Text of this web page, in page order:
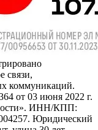
связи,
коммуникаций.
от 03 июня 2022 г.
ИНН/КПП:
Юридический